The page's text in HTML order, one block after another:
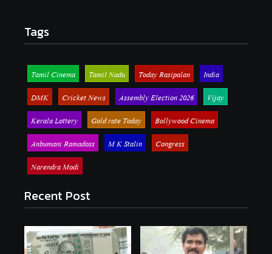
Tags
Tamil Cinema Tamil Nadu Today Rasipalan
India
DMK
Cricket News Assembly Election 2026
Vijay
Kerala Lottery
Gold rate Today
Bollywood Cinema
Anbumani Ramadoss
M K Stalin
Congress
Narendra Modi
Recent Post